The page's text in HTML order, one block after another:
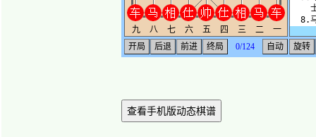
查看手机版动态棋谱